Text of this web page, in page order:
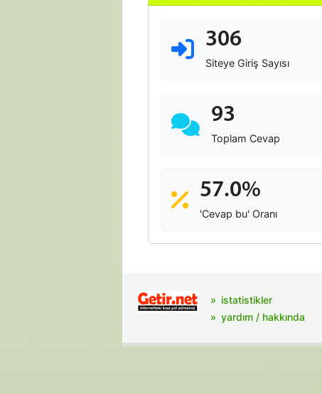
306
Siteye Giriş Sayısı
93
Toplam Cevap
57.0%
'Cevap bu' Oranı
istatistikler
yardım / hakkında